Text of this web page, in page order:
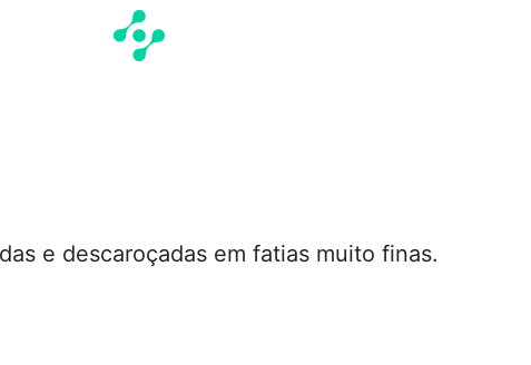
e descaroçadas em fatias muito finas.